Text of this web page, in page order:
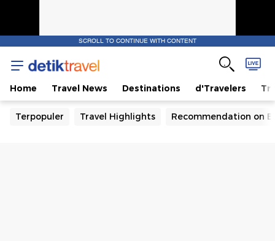
SCROLL TO CONTINUE WITH CONTENT
Home Travel News Destinations d'Travelers
Terpopuler Travel Highlights Recommendation on